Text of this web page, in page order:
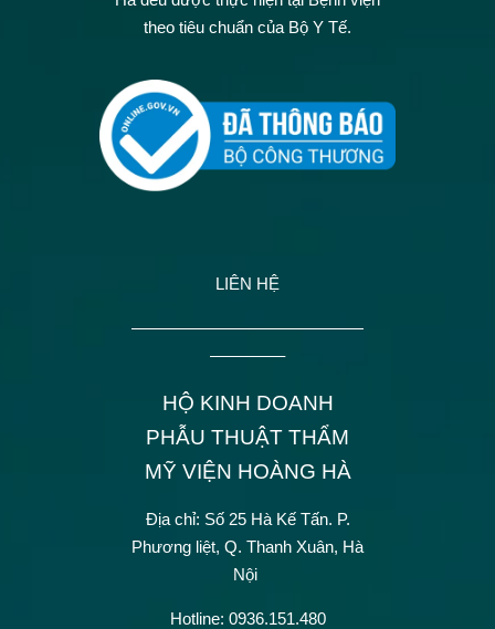
theo tiêu chuẩn của Bộ Y Tế.
LIÊN HỆ
——————————————
————–
HỘ KINH DOANH
PHẪU THUẬT THẨM
MỸ VIỆN HOÀNG HÀ
Địa chỉ: Số 25 Hà Kế Tấn. P.
Phương liệt, Q. Thanh Xuân, Hà
Nội
Hotline: 0936.151.480